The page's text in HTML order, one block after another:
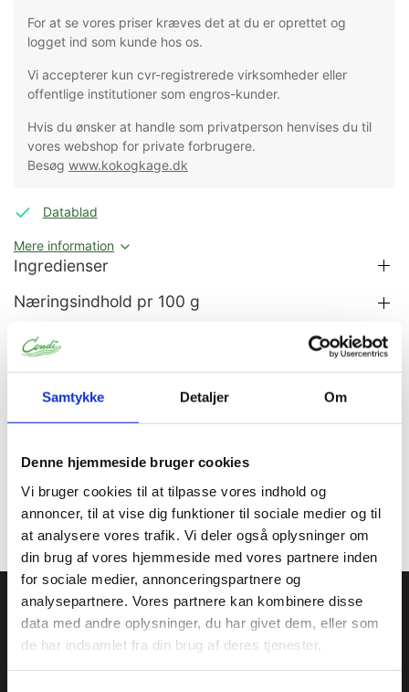
Samtykke Detaljer Om
Denne hjemmeside bruger cookies
Vi bruger cookies til at tilpasse vores indhold og
annoncer, til at vise dig funktioner til sociale medier og til
at analysere vores trafik. Vi deler også oplysninger om
din brug af vores hjemmeside med vores partnere inden
for sociale medier, annonceringspartnere og
analysepartnere. Vores partnere kan kombinere disse
data med andre oplysninger, du har givet dem, eller som
de har indsamlet fra din brug af deres tjenester.
For at se vores priser kræves det at du er oprettet og
logget ind som kunde hos os.
Vi accepterer kun cvr-registrerede virksomheder eller
offentlige institutioner som engros-kunder.
Hvis du ønsker at handle som privatperson henvises du til
vores webshop for private forbrugere.
Besøg www.kokogkage.dk
Datablad
Mere information
Ingredienser
Næringsindhold pr 100 g
Allergener
Information Specifikationer
Anbefalet opbevaring mellem 5-10 C.
Vejl dosering: 3-5 % (eller gældende lovgivning)
Condi ApS
Condi leverer idag et bredt sortiment af
conditorivarer/emballage til Konditorier, Konfekture, Hotel &
Restaurationsbranchen.